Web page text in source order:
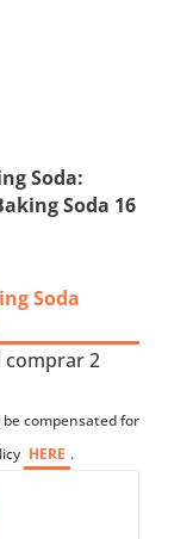
Soda:
Soda 16
Soda
comprar 2
compensated for
HERE .